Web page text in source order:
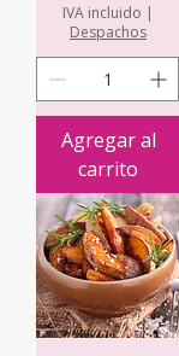
IVA incluido |
Despachos
Agregar al
carrito